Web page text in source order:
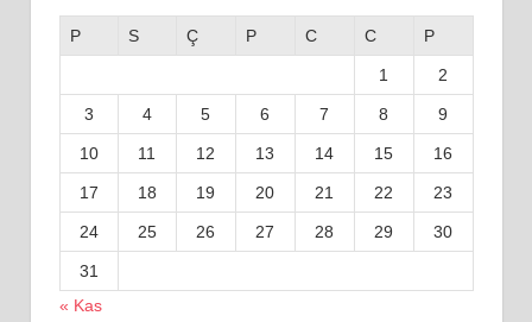
P S Ç P C C P
1 2
3 4 5 6 7 8 9
10 11 12 13 14 15 16
17 18 19 20 21 22 23
24 25 26 27 28 29 30
31
« Kas